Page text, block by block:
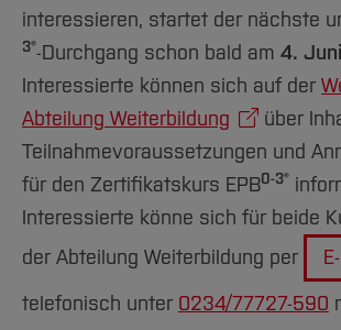
interessieren, startet der nächste
3®-Durchgang schon bald am 4.
Interessierte können sich auf der
Abteilung Weiterbildung
über
Teilnahmevoraussetzungen und
für den Zertifikatskurs EPB0-3®
Interessierte könne sich für beide
der Abteilung Weiterbildung per
telefonisch unter 0234/77727-590